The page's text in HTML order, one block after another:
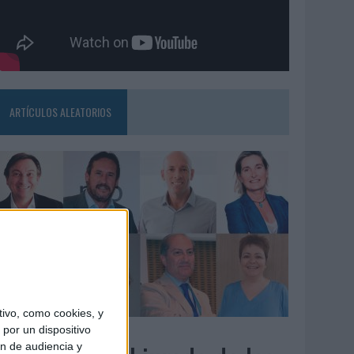
como cookies, y
un dispositivo
de audiencia y
ARTÍCULOS ALEATORIOS
08/2026